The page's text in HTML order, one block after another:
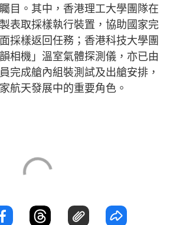
目。其中，香港理工大學團隊在
表取採樣執行裝置，協助國家完
採樣返回任務；香港科技大學團
相機」溫室氣體探測儀，亦已由
完成艙內組裝測試及出艙安排，
航天發展中的重要角色。